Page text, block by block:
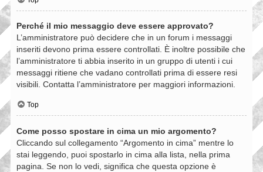
Perché il mio messaggio deve essere approvato?
L’amministratore può decidere che in un forum i messaggi
inseriti devono prima essere controllati. È inoltre possibile che
l’amministratore ti abbia inserito in un gruppo di utenti i cui
messaggi ritiene che vadano controllati prima di essere resi
visibili. Contatta l’amministratore per maggiori informazioni.
Top
Come posso spostare in cima un mio argomento?
Cliccando sul collegamento “Argomento in cima” mentre lo
stai leggendo, puoi spostarlo in cima alla lista, nella prima
pagina. Se non lo vedi, significa che questa opzione è